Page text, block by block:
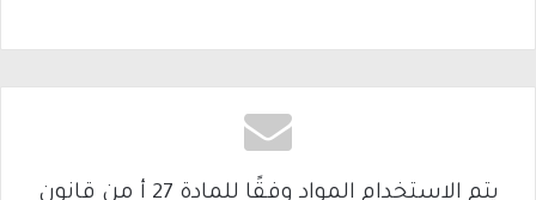
يتم الاستخدام المواد وفقًا للمادة 27 أ من قانون